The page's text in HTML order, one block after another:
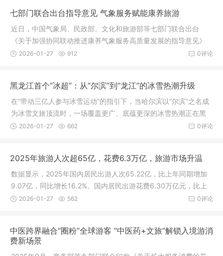
七部门联合出台指导意见 气象服务赋能康养旅游
近日，中国气象局、民政部、文化和旅游部等七部门联合出台
《关于加强协同联动推进康养气象服务高质量发展的指导意见》
（以下简称《指导意见》），提出到2027年，全国将基本建立部
0评论
2026-01-27 912
黑龙江首个“冰超”：从“尔滨”到“龙江”的冰雪热潮升级
在“带动三亿人参与冰雪运动”的指引下，当哈尔滨以“尔滨”之名成
为冰雪文旅顶流时，一场覆盖更广、底蕴更深的冰雪热潮正在黑
龙江全省铺开。首届黑龙江冰雪运动超级联赛(简称“冰超”)的横空
0评论
2026-01-27 662
2025年旅游人次超65亿，花费6.3万亿，旅游市场升温
数据显示，2025年国内居民出游人次65.22亿，比上年同期增加
9.07亿，同比增长16.2%。国内居民出游花费6.30万亿元，比上
年同期增加0.55万亿元，同比增长9.5%。距离“史上最长春节假0评论
2026-01-27 562
中医跨界融合“圈粉”全球游客 “中医药+文旅”解锁入境游消
费新场景